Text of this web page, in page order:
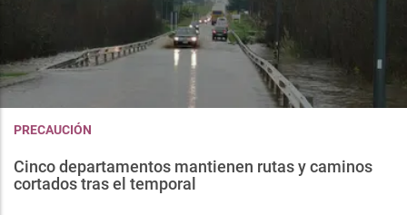
PRECAUCIÓN
Cinco departamentos mantienen rutas y caminos
cortados tras el temporal